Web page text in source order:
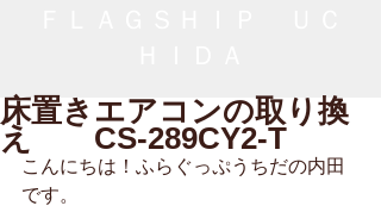
床置きエアコンの取り換
え CS-289CY2-T
こんにちは！ふらぐっぷうちだの内田
です。